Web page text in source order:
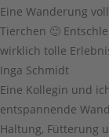
Eine Wanderung
Tierchen 🙂
wirklich tolle
Inga Schmidt
Eine Kollegin und
entspannende
Haltung, Fütterung